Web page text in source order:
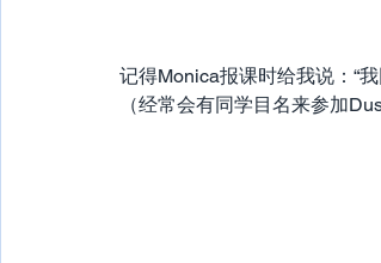
记得Monica报课时给我说：“
（经常会有同学目名来参加